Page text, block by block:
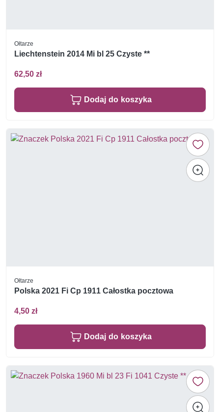
Ołtarze
Liechtenstein 2014 Mi bl 25 Czyste **
62,50 zł
Dodaj do koszyka
Ołtarze
Polska 2021 Fi Cp 1911 Całostka pocztowa
4,50 zł
Dodaj do koszyka